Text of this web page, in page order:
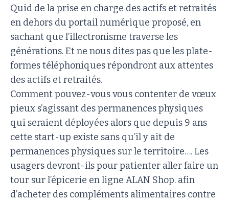
Quid de la prise en charge des actifs et retraités
en dehors du portail numérique proposé, en
sachant que l’illectronisme traverse les
générations. Et ne nous dites pas que les plate-
formes téléphoniques répondront aux attentes
des actifs et retraités.
Comment pouvez-vous vous contenter de vœux
pieux s’agissant des permanences physiques
qui seraient déployées alors que depuis 9 ans
cette start-up existe sans qu’il y ait de
permanences physiques sur le territoire…. Les
usagers devront-ils pour patienter aller faire un
tour sur l’épicerie en ligne ALAN Shop. afin
d’acheter des compléments alimentaires contre